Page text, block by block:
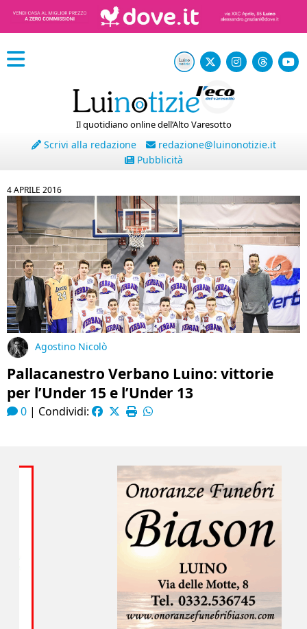
Il quotidiano online dell’Alto Varesotto
Scrivi alla redazione
redazione@luinonotizie.it
Pubblicità
4 APRILE 2016
Agostino Nicolò
Pallacanestro Verbano Luino: vittorie
per l’Under 15 e l’Under 13
0 | Condividi: